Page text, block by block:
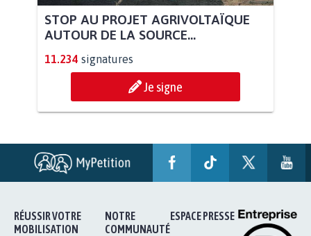
STOP AU PROJET AGRIVOLTAÏQUE
AUTOUR DE LA SOURCE...
11.234 signatures
Je signe
RÉUSSIR VOTRE
MOBILISATION
NOTRE
COMMUNAUTÉ
ESPACE PRESSE